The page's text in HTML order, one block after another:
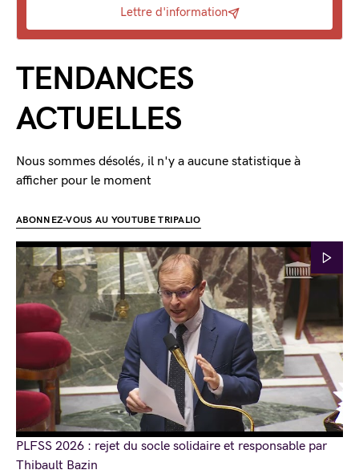
Lettre d'information
TENDANCES
ACTUELLES
Nous sommes désolés, il n'y a aucune statistique à
afficher pour le moment
ABONNEZ-VOUS AU YOUTUBE TRIPALIO
PLFSS 2026 : rejet du socle solidaire et responsable par
Thibault Bazin